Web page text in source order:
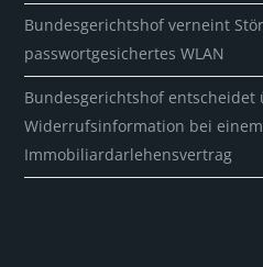
Bundesgerichtshof verneint
passwortgesichertes WLAN
Bundesgerichtshof
Widerrufsinformation bei einem
Immobiliardarlehensvertrag